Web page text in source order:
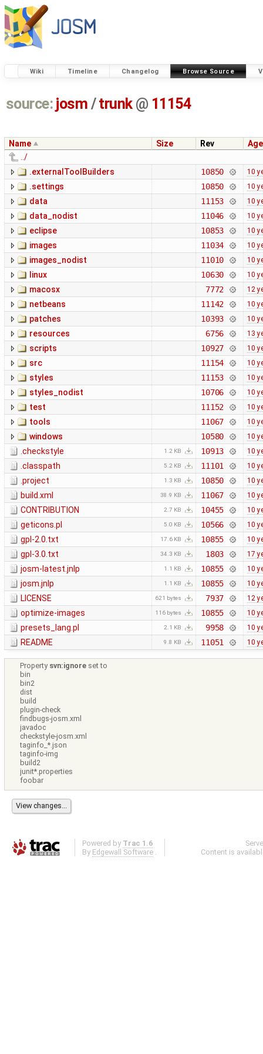
Wiki Timeline Changelog Browse Source
source: josm / trunk @ 11154
Name Size Rev
Age
../
.externalToolBuilders
10850 10
.settings 10850 10
data 11153 10
data_nodist 11046 10
eclipse 10853 10
images 11034 10
images_nodist 11010 10
linux 10630 10
macosx 7772 12
netbeans 11142 10
patches 10393 10
resources 6756 13
scripts 10927 10
src 11154 10
styles 11153 10
styles_nodist 10706 10
test 11152 10
tools 11067 10
windows 10580 10
.checkstyle 1.2 KB 10913 10
.classpath 5.2 KB 11101 10
.project 1.3 KB 10850 10
build.xml 38.9 KB 11067 10
CONTRIBUTION 2.7 KB 10455 10
geticons.pl 5.0 KB 10566 10
gpl-2.0.txt 17.6 KB 10855 10
gpl-3.0.txt 34.3 KB 1803 17
josm-latest.jnlp 1.1 KB 10855 10
josm.jnlp 1.1 KB 10855 10
LICENSE 621 bytes 7937 12
optimize-images 116 bytes 10855 10
presets_lang.pl 2.1 KB 9958 10
README 9.8 KB 11051 10
Property svn:ignore set to
bin
bin2
dist
build
plugin-check
findbugs-josm.xml
javadoc
checkstyle-josm.xml
taginfo_*.json
taginfo-img
build2
junit*.properties
foobar
Powered by Trac 1.6
By Edgewall Software .
Content is